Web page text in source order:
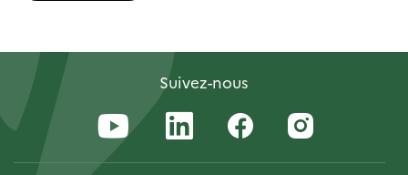
Suivez-nous